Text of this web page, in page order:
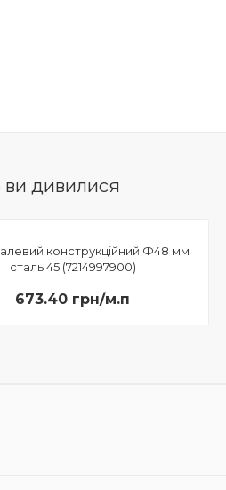
ви дивилися
конструкційний Ф48 мм
сталь 45 (7214997900)
673.40 грн/м.п